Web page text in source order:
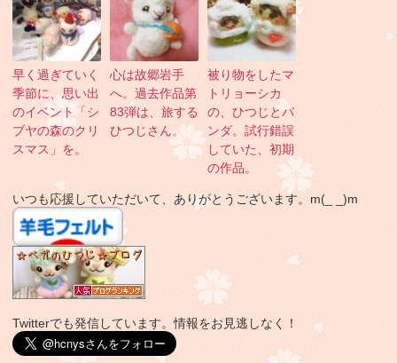
早く過ぎていく
季節に、思い出
のイベント「シ
ブヤの森のクリ
スマス」を。
心は故郷岩手
へ。過去作品第
83弾は、旅する
ひつじさん。
被り物をしたマ
トリョーシカ
の、ひつじとパ
ンダ。試行錯誤
していた、初期
の作品。
いつも応援していただいて、ありがとうございます。m(_ _)m
Twitterでも発信しています。情報をお見逃しなく！